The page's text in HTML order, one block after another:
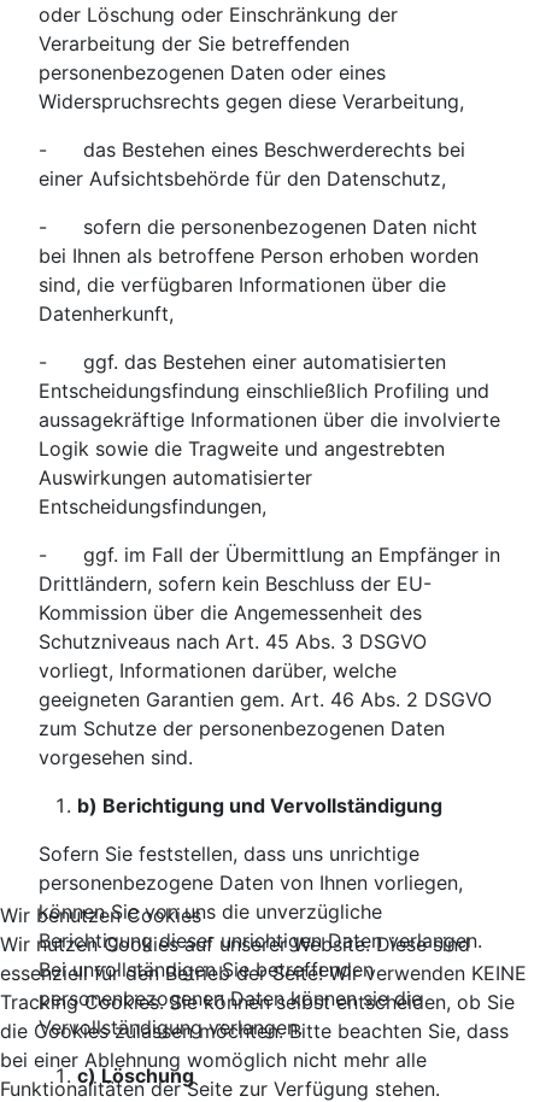
oder Löschung oder Einschränkung der
Verarbeitung der Sie betreffenden
personenbezogenen Daten oder eines
Widerspruchsrechts gegen diese Verarbeitung,
- das Bestehen eines Beschwerderechts bei
einer Aufsichtsbehörde für den Datenschutz,
- sofern die personenbezogenen Daten nicht
bei Ihnen als betroffene Person erhoben worden
sind, die verfügbaren Informationen über die
Datenherkunft,
- ggf. das Bestehen einer automatisierten
Entscheidungsfindung einschließlich Profiling und
aussagekräftige Informationen über die involvierte
Logik sowie die Tragweite und angestrebten
Auswirkungen automatisierter
Entscheidungsfindungen,
- ggf. im Fall der Übermittlung an Empfänger in
Drittländern, sofern kein Beschluss der EU-
Kommission über die Angemessenheit des
Schutzniveaus nach Art. 45 Abs. 3 DSGVO
vorliegt, Informationen darüber, welche
geeigneten Garantien gem. Art. 46 Abs. 2 DSGVO
zum Schutze der personenbezogenen Daten
vorgesehen sind.
b) Berichtigung und Vervollständigung
Sofern Sie feststellen, dass uns unrichtige
personenbezogene Daten von Ihnen vorliegen,
können Sie von uns die unverzügliche
Berichtigung dieser unrichtigen Daten verlangen.
Bei unvollständigen Sie betreffenden
personenbezogenen Daten können sie die
Vervollständigung verlangen.
c) Löschung
Wir benutzen Cookies
Wir nutzen Cookies auf unserer Website. Diese sind
essenziell für den Betrieb der Seite! Wir verwenden KEINE
Tracking Cookies. Sie können selbst entscheiden, ob Sie
die Cookies zulassen möchten. Bitte beachten Sie, dass
bei einer Ablehnung womöglich nicht mehr alle
Funktionalitäten der Seite zur Verfügung stehen.